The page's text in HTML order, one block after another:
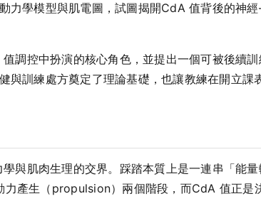
力學模型與肌電圖，試圖揭開CdA 值背後的神
調控中扮演的核心角色，並提出一個可被後續
與訓練處方奠定了理論基礎，也讓教練在開立課
與肌肉生理的交界。踩踏本質上是一連串「
產生（propulsion）兩個階段，而CdA 值正是